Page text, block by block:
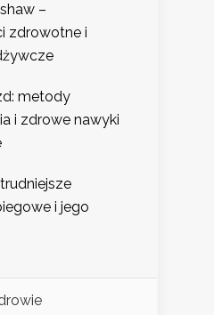
–
zdrowotne i
metody
i zdrowe nawyki
i jego